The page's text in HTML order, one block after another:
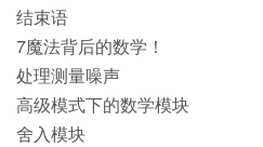
结束语
7魔法背后的数学！
处理测量噪声
高级模式下的数学模块
舍入模块